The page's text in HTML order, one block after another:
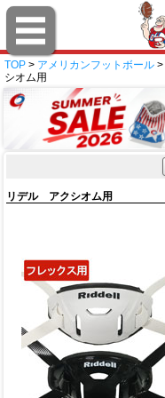
TOP > アメリカンフットボール >
シオム用
リデル アクシオム用